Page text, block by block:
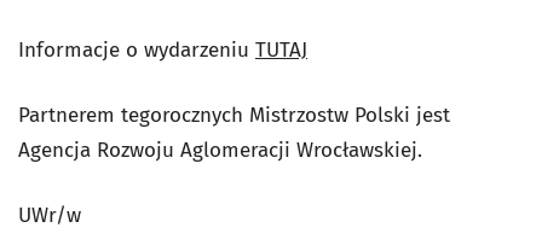
Informacje o wydarzeniu TUTAJ
Partnerem tegorocznych Mistrzostw Polski jest
Agencja Rozwoju Aglomeracji Wrocławskiej.
UWr/w